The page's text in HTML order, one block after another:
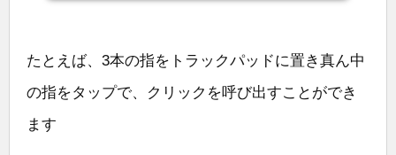
たとえば、3本の指をトラックパッドに置き真ん中
の指をタップで、クリックを呼び出すことができ
ます